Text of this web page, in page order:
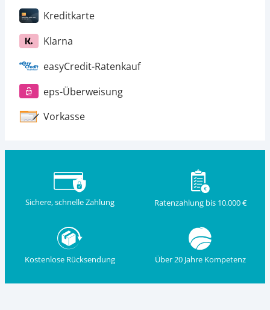
Kreditkarte
Klarna
easyCredit-Ratenkauf
eps-Überweisung
Vorkasse
Sichere, schnelle Zahlung Ratenzahlung bis 10.000 €
Kostenlose Rücksendung Über 20 Jahre Kompetenz